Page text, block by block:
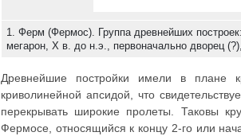
1. Ферм (Фермос). Группа древнейших
мегарон, X в. до н.э., первоначально дворец
Древнейшие постройки имели в плане
криволинейной апсидой, что
перекрывать широкие пролеты. Таковы
Фермосе, относящийся к концу 2-го или